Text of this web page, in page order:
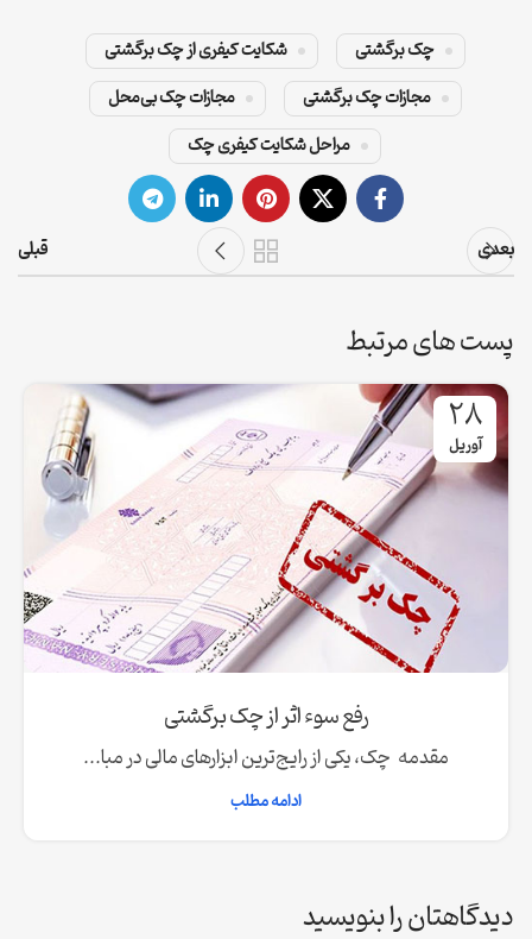
چک برگشتی
شکایت کیفری از چک برگشتی
مجازات چک برگشتی
مجازات چک بی‌محل
مراحل شکایت کیفری چک
بعدی قبلی
پست های مرتبط
28
آوریل
رفع سوء اثر از چک برگشتی
مقدمه چک، یکی از رایج‌ترین ابزارهای مالی در مبا...
ادامه مطلب
دیدگاهتان را بنویسید